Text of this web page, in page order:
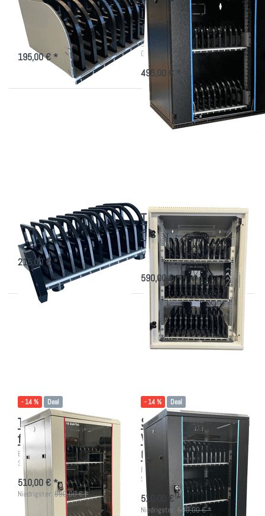
Wandhalter
Offene Ablage für 12 Geräte
mit/ohne Ladegerät
195,00 € *
iPad/Tablet-Schrank
für 24 Geräte
Sichere Aufbewahrung für 24 IT-
Geräte
495,00 € *
Tablets - Tischbox
Ablage-Modul für 12er Tablets,
Tischausführung
215,00 € *
Tablet Wandschrank
für 36 Geräte
Ladeschrank für iPads und Tablets
590,00 € *
Drücken Sie
ENTER für
mehr
- 14 % Deal
Tablet-Wandschrank
für 36 Geräte
Einzelstück abschließbarer
Schrank für iPads und Tablets
510,00 € *
Niedrigster: 590,00 € *
- 14 % Deal
Schwarzer Tablet-
Wandschrank für 36
Geräte
Einzelstück! Abschließbarer
Schrank für iPads und Tablets
510,00 € *
Niedrigster: 590,00 € *
Drücken Sie
ENTER für
mehr
Optionen zu
Schwarzer